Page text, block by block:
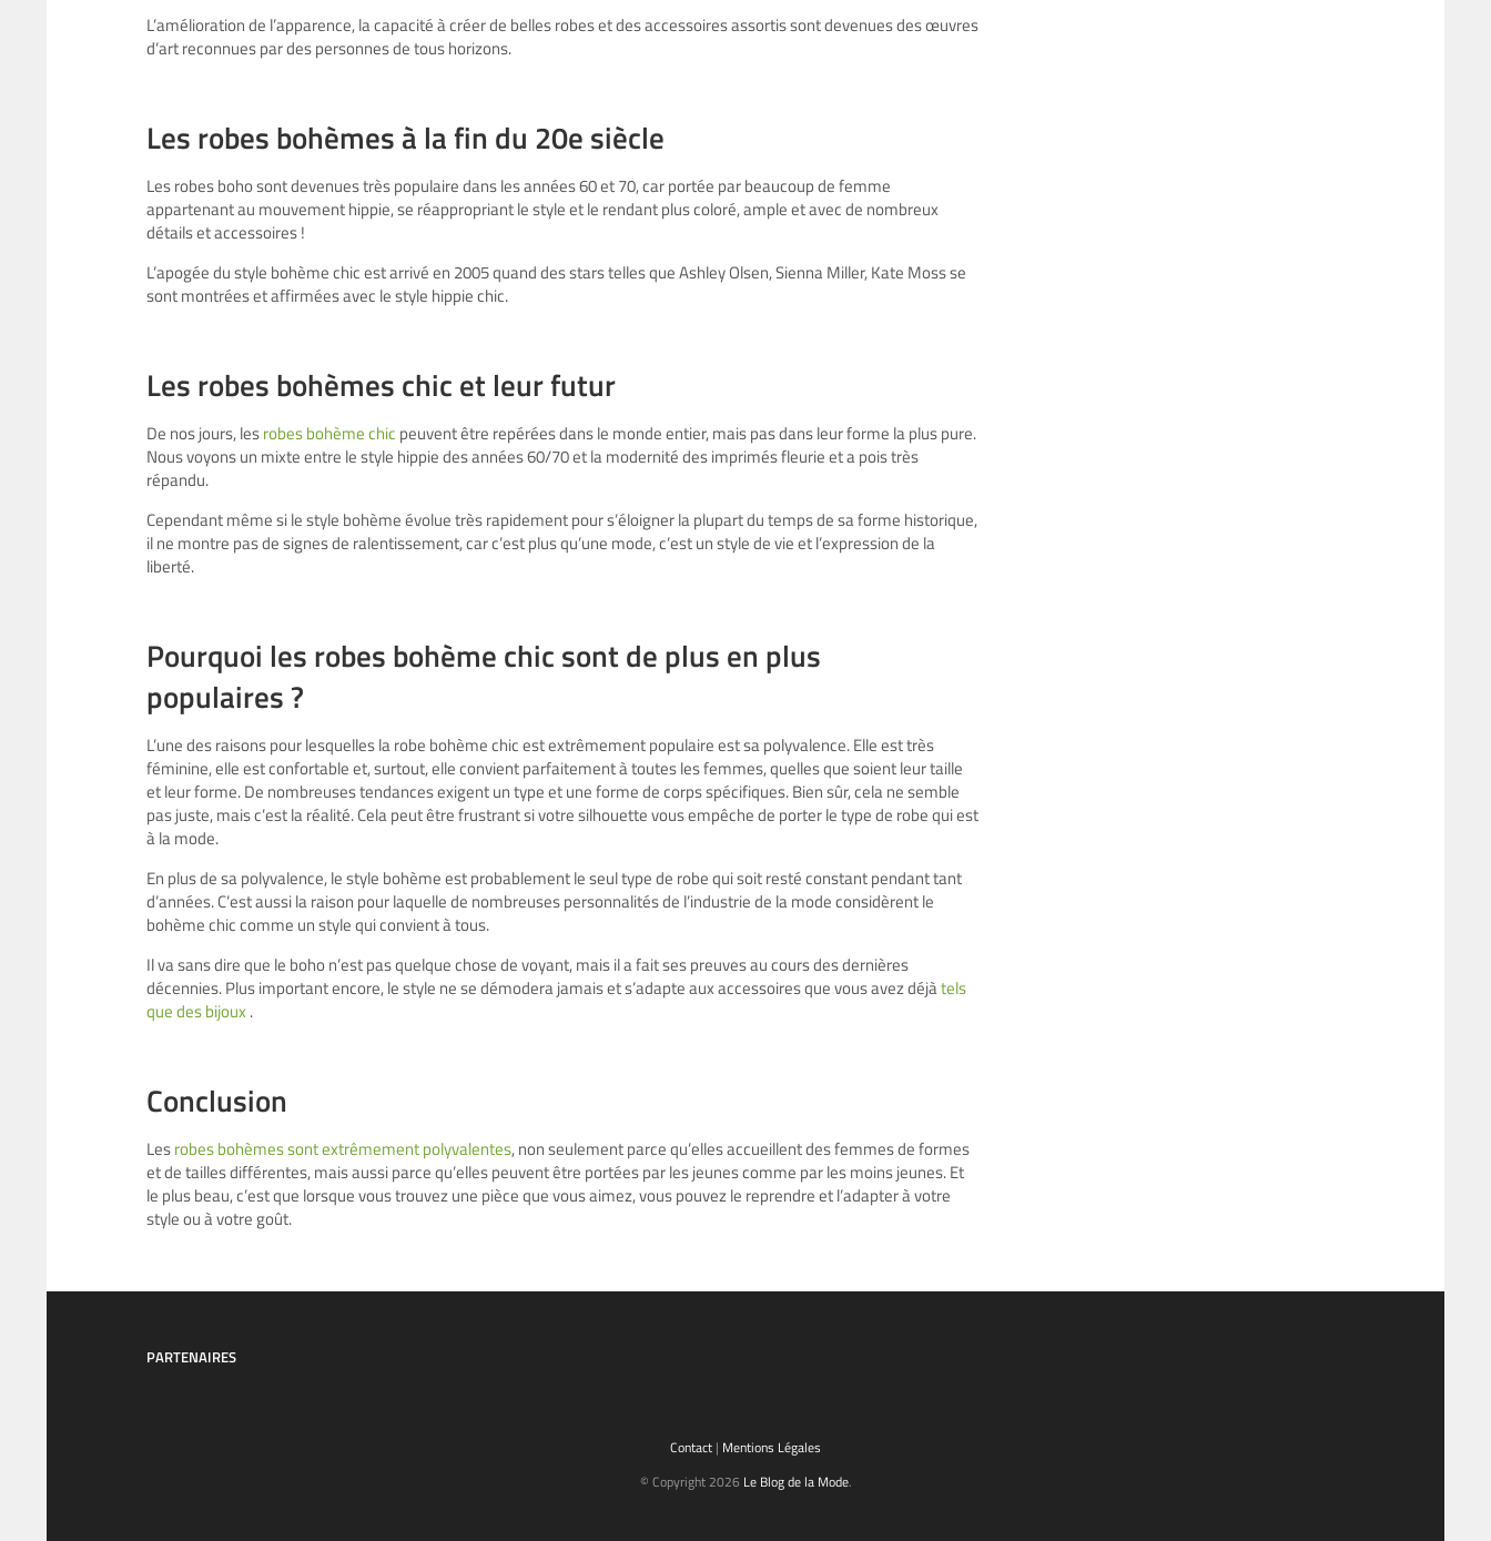
L’amélioration de l’apparence, la capacité à créer de belles robes et des accessoires assortis sont devenues des œuvres
d’art reconnues par des personnes de tous horizons.
Les robes bohèmes à la fin du 20esiècle
Les robes boho sont devenues très populaire dans les années 60 et 70, car portée par beaucoup de femme
appartenant au mouvement hippie, se réappropriant le style et le rendant plus coloré, ample et avec de nombreux
détails et accessoires !
L’apogée du style bohème chic est arrivé en 2005 quand des stars telles que Ashley Olsen, Sienna Miller, Kate Moss se
sont montrées et affirmées avec le style hippie chic.
Les robes bohèmes chic et leur futur
De nos jours, lesrobes bohème chic peuvent être repérées dans le monde entier, mais pas dans leur forme la plus pure.
Nous voyons un mixte entre le style hippie des années 60/70 et la modernité des imprimés fleurie et a pois très
répandu.
Cependant même si le style bohème évolue très rapidement pour s’éloigner la plupart du temps de sa forme historique,
il ne montre pas de signes de ralentissement, car c’est plus qu’une mode, c’est un style de vie et l’expression de la
liberté.
Pourquoi les robes bohème chic sont de plus en plus
populaires ?
L’une des raisons pour lesquelles la robe bohème chic est extrêmement populaire est sa polyvalence. Elle est très
féminine, elle est confortable et, surtout, elle convient parfaitement à toutes les femmes, quelles que soient leur taille
et leur forme. De nombreuses tendances exigent un type et une forme de corps spécifiques. Bien sûr, cela ne semble
pas juste, mais c’est la réalité. Cela peut être frustrant si votre silhouette vous empêche de porter le type de robe qui est
à la mode.
En plus de sa polyvalence, le style bohème est probablement le seul type de robe qui soit resté constant pendant tant
d’années. C’est aussi la raison pour laquelle de nombreuses personnalités de l’industrie de la mode considèrent le
bohème chic comme un style qui convient à tous.
Il va sans dire que le boho n’est pas quelque chose de voyant, mais il a fait ses preuves au cours des dernières
décennies. Plus important encore, le style ne se démodera jamais et s’adapte aux accessoires que vous avez déjàtels
que des bijoux.
Conclusion
Lesrobes bohèmes sont extrêmement polyvalentes, non seulement parce qu’elles accueillent des femmes de formes
et de tailles différentes, mais aussi parce qu’elles peuvent être portées par les jeunes comme par les moins jeunes. Et
le plus beau, c’est que lorsque vous trouvez une pièce que vous aimez, vous pouvez le reprendre et l’adapter à votre
style ou à votre goût.
PARTENAIRES
Contact | Mentions Légales
© Copyright 2026 Le Blog de la Mode.